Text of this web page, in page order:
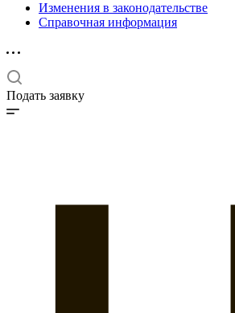
Изменения в законодательстве
Справочная информация
Подать заявку